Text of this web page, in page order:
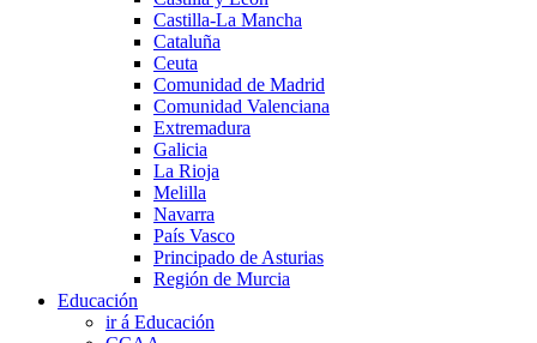
Castilla-La Mancha
Cataluña
Ceuta
Comunidad de Madrid
Comunidad Valenciana
Extremadura
Galicia
La Rioja
Melilla
Navarra
País Vasco
Principado de Asturias
Región de Murcia
Educación
ir á Educación